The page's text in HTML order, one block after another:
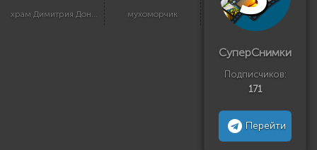
мухоморчик
СуперСнимки
Подписчиков:
171
Перейти